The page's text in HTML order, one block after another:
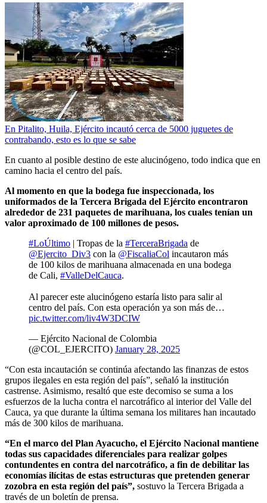
En Pitalito, Huila, Ejército incautó cerca de 5000 juguetes de
contrabando, esto es lo que se sabe
En cuanto al posible destino de este alucinógeno, todo indica que en
camino hacia el centro del país.
Al momento en que la bodega fue inspeccionada, los
uniformados de la Tercera Brigada del Ejército encontraron
alrededor de 231 paquetes de marihuana, los cuales tenían un
valor aproximado de 100 millones de pesos.
#LoÚltimo | Tropas de la #TerceraBrigada de
@Ejercito_Div3 con la @FiscaliaCol incautaron más
de 100 kilos de marihuana almacenada en una bodega
de Cali, #ValleDelCauca.
Al parecer este alucinógeno estaría listo para salir al
centro del país. Con esta operación ya son más de…
pic.twitter.com/liv4W3DCIW
— Ejército Nacional de Colombia
(@COL_EJERCITO) January 28, 2025
“Con esta incautación se continúa afectando las finanzas de estos
grupos ilegales en esta región del país”, señaló la institución
castrense. Asimismo, resaltó que este decomiso se suma a los
esfuerzos de la lucha contra el narcotráfico al interior del Valle del
Cauca, ya que durante la última semana los militares han incautado
más de 300 kilos de marihuana.
“En el marco del Plan Ayacucho, el Ejército Nacional mantiene
todas sus capacidades diferenciales para realizar golpes
contundentes en contra del narcotráfico, a fin de debilitar las
economías ilícitas de estas estructuras que pretenden generar
zozobra en esta región del país”, sostuvo la Tercera Brigada a
través de un boletín de prensa.